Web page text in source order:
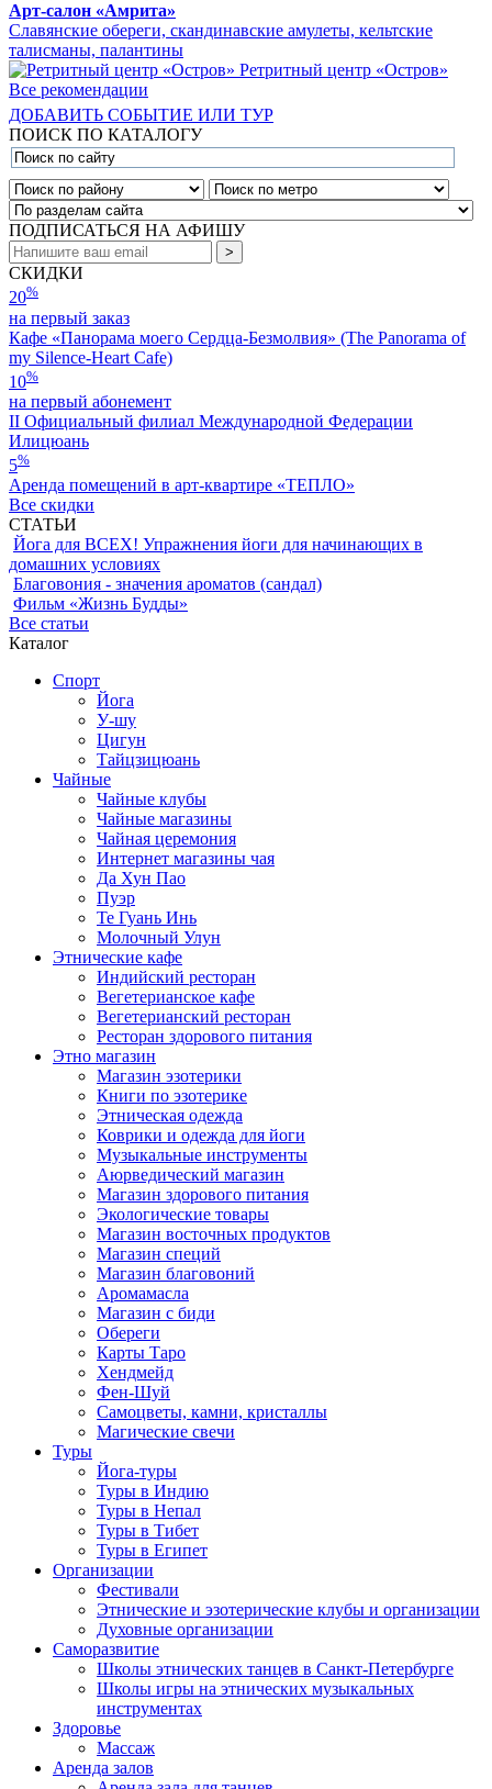
Арт-салон «Амрита»
Славянские обереги, скандинавские амулеты, кельтские
талисманы, палантины
Ретритный центр «Остров»
Все рекомендации
ДОБАВИТЬ СОБЫТИЕ ИЛИ ТУР
ПОИСК ПО КАТАЛОГУ
ПОДПИСАТЬСЯ НА АФИШУ
СКИДКИ
20%
на первый заказ
Кафе «Панорама моего Сердца-Безмолвия» (The Panorama of
my Silence-Heart Cafe)
10%
на первый абонемент
II Официальный филиал Международной Федерации
Илицюань
5%
Аренда помещений в арт-квартире «ТЕПЛО»
Все скидки
СТАТЬИ
Йога для ВСЕХ! Упражнения йоги для начинающих в
домашних условиях
Благовония - значения ароматов (сандал)
Фильм «Жизнь Будды»
Все статьи
Каталог
Спорт
Йога
У-шу
Цигун
Тайцзицюань
Чайные
Чайные клубы
Чайные магазины
Чайная церемония
Интернет магазины чая
Да Хун Пао
Пуэр
Те Гуань Инь
Молочный Улун
Этнические кафе
Индийский ресторан
Вегетерианское кафе
Вегетерианский ресторан
Ресторан здорового питания
Этно магазин
Магазин эзотерики
Книги по эзотерике
Этническая одежда
Коврики и одежда для йоги
Музыкальные инструменты
Аюрведический магазин
Магазин здорового питания
Экологические товары
Магазин восточных продуктов
Магазин специй
Магазин благовоний
Аромамасла
Магазин с биди
Обереги
Карты Таро
Хендмейд
Фен-Шуй
Самоцветы, камни, кристаллы
Магические свечи
Туры
Йога-туры
Туры в Индию
Туры в Непал
Туры в Тибет
Туры в Египет
Организации
Фестивали
Этнические и эзотерические клубы и организации
Духовные организации
Саморазвитие
Школы этнических танцев в Санкт-Петербурге
Школы игры на этнических музыкальных
инструментах
Здоровье
Массаж
Аренда залов